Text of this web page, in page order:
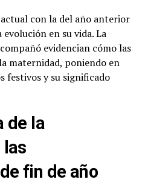
con la del año anterior
en su vida. La
evidencian cómo las
maternidad, poniendo en
festivos y su significado
de la
las
fin de año